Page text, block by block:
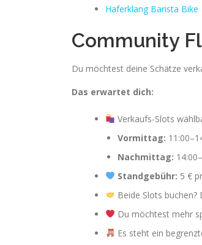
Haferklang Barista Bike
Community
Du möchtest deine Schätze
Das erwartet dich:
Verkaufs-Slots
Vormittag:
Nachmittag:
Standgebühr: 5 €
Beide Slots
Du möchtest mehr
Es steht ein